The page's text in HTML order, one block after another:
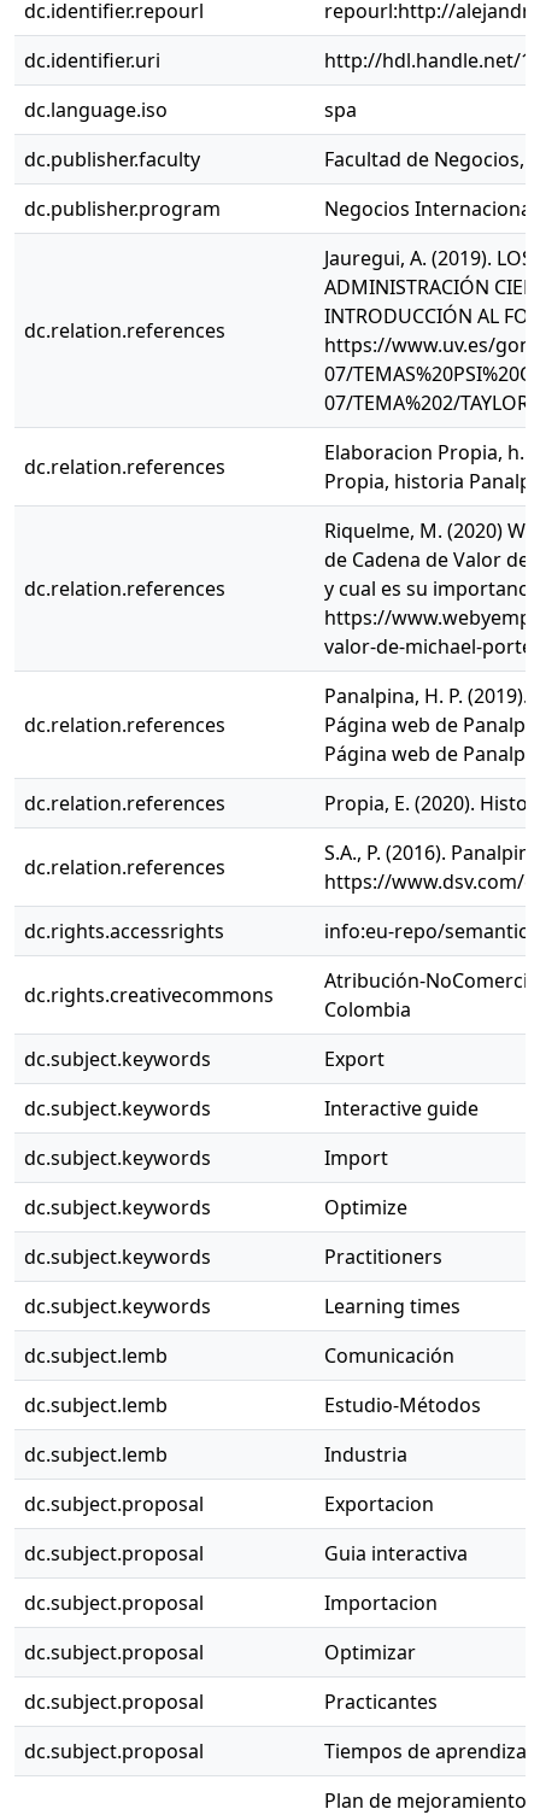
dc.identifier.repourl
repourl:http://
dc.identifier.uri
http://hdl.handle.net/
dc.language.iso
spa
dc.publisher.faculty
Facultad de Negocios,
dc.publisher.program
Negocios
dc.relation.references
Jauregui, A. (2019). LOS
ADMINISTRACIÓN
INTRODUCCIÓN AL
https://www.uv.es/
07/
07/TEMA%202/
dc.relation.references
Elaboracion Propia, h.
Propia, historia
dc.relation.references
Riquelme, M. (2020)
de Cadena de Valor de
y cual es su
https://
valor-de-michael-
dc.relation.references
Panalpina, H. P.
Página web de
Página web de
dc.relation.references
Propia, E. (2020).
dc.relation.references
S.A., P. (2016).
https://www.dsv.com/
dc.rights.accessrights
info:eu-repo/
dc.rights.creativecommons
Atribución-
Colombia
dc.subject.keywords
Export
dc.subject.keywords
Interactive guide
dc.subject.keywords
Import
dc.subject.keywords
Optimize
dc.subject.keywords
Practitioners
dc.subject.keywords
Learning times
dc.subject.lemb
Comunicación
dc.subject.lemb
Estudio-Métodos
dc.subject.lemb
Industria
dc.subject.proposal
Exportacion
dc.subject.proposal
Guia interactiva
dc.subject.proposal
Importacion
dc.subject.proposal
Optimizar
dc.subject.proposal
Practicantes
dc.subject.proposal
Tiempos de
Plan de mejoramiento